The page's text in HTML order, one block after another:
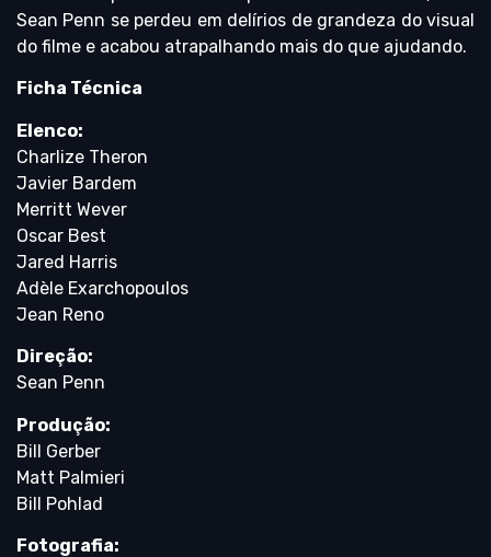
Sean Penn se perdeu em delírios de grandeza do visual
do filme e acabou atrapalhando mais do que ajudando.
Ficha Técnica
Elenco:
Charlize Theron
Javier Bardem
Merritt Wever
Oscar Best
Jared Harris
Adèle Exarchopoulos
Jean Reno
Direção:
Sean Penn
Produção:
Bill Gerber
Matt Palmieri
Bill Pohlad
Fotografia: